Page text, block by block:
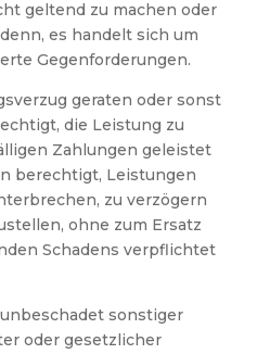
geltend zu machen oder
es handelt sich um
Gegenforderungen.
geraten oder sonst
die Leistung zu
Zahlungen geleistet
berechtigt, Leistungen
zu verzögern
ohne zum Ersatz
Schadens verpflichtet
sonstiger
oder gesetzlicher